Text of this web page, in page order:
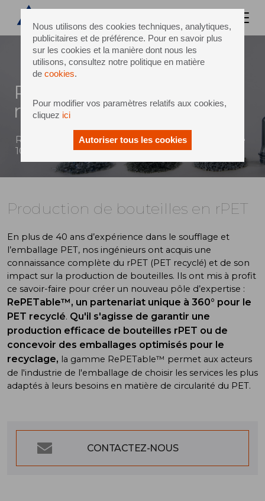
Nous utilisons des cookies techniques, analytiques,
publicitaires et de préférence. Pour en savoir plus
sur les cookies et la manière dont nous les
utilisons, consultez notre politique en matière
de cookies.
Pour modifier vos paramètres relatifs aux cookies,
cliquez ici
Autoriser tous les cookies
Production de bouteilles en
rPET
RePETable™ pour une transition efficace vers le
100 % rPET
Production de bouteilles en rPET
En plus de 40 ans d’expérience dans le soufflage et
l’emballage PET, nos ingénieurs ont acquis une
connaissance complète du rPET (PET recyclé) et de son
impact sur la production de bouteilles. Ils ont mis à profit
ce savoir-faire pour créer un nouveau pôle d’expertise :
RePETable™, un partenariat unique à 360° pour le
PET recyclé. Qu'il s'agisse de garantir une
production efficace de bouteilles rPET ou de
concevoir des emballages optimisés pour le
recyclage, la gamme RePETable™ permet aux acteurs
de l'industrie de l'emballage de choisir les services les plus
adaptés à leurs besoins en matière de circularité du PET.
CONTACTEZ-NOUS